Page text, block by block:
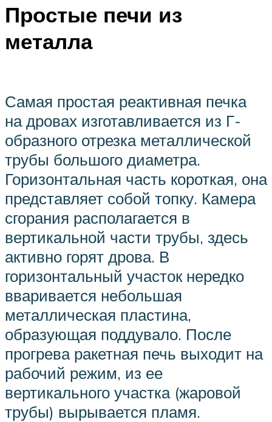
Простые печи из
металла
Самая простая реактивная печка
на дровах изготавливается из Г-
образного отрезка металлической
трубы большого диаметра.
Горизонтальная часть короткая, она
представляет собой топку. Камера
сгорания располагается в
вертикальной части трубы, здесь
активно горят дрова. В
горизонтальный участок нередко
вваривается небольшая
металлическая пластина,
образующая поддувало. После
прогрева ракетная печь выходит на
рабочий режим, из ее
вертикального участка (жаровой
трубы) вырывается пламя.